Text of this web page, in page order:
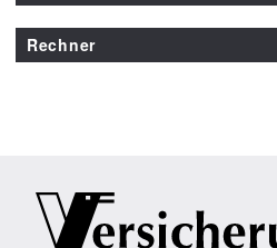
Rechner